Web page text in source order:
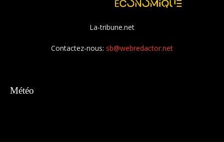
La-tribune.net
Contactez-nous: sb@webredactor.net
Météo